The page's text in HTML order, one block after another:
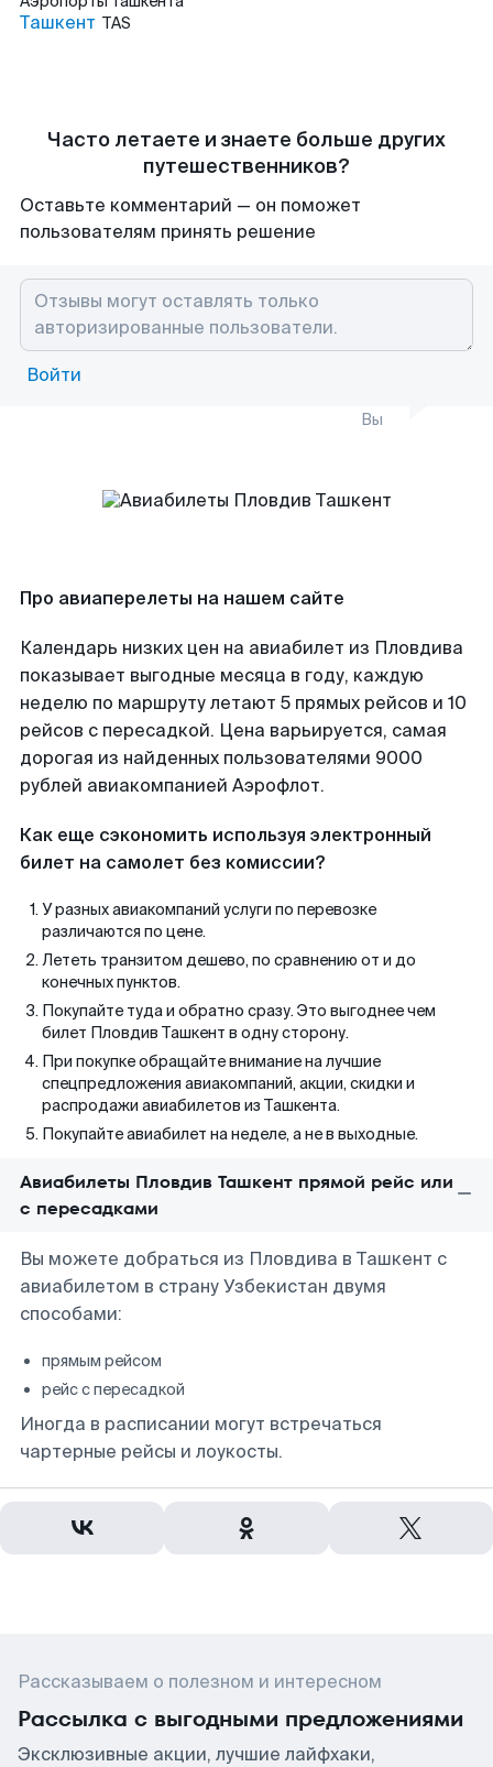
Ташкент TAS
Часто летаете и знаете больше других
путешественников?
Оставьте комментарий — он поможет
пользователям принять решение
Войти
Вы
Про авиаперелеты на нашем сайте
Календарь низких цен на авиабилет из Пловдива
показывает выгодные месяца в году, каждую
неделю по маршруту летают 5 прямых рейсов и 10
рейсов с пересадкой. Цена варьируется, самая
дорогая из найденных пользователями 9000
рублей авиакомпанией Аэрофлот.
Как еще сэкономить используя электронный
билет на самолет без комиссии?
У разных авиакомпаний услуги по перевозке
различаются по цене.
Лететь транзитом дешево, по сравнению от и до
конечных пунктов.
Покупайте туда и обратно сразу. Это выгоднее чем
билет Пловдив Ташкент в одну сторону.
При покупке обращайте внимание на лучшие
спецпредложения авиакомпаний, акции, скидки и
распродажи авиабилетов из Ташкента.
Покупайте авиабилет на неделе, а не в выходные.
Авиабилеты Пловдив Ташкент прямой рейс или
с пересадками
Вы можете добраться из Пловдива в Ташкент с
авиабилетом в страну Узбекистан двумя
способами:
прямым рейсом
рейс с пересадкой
Иногда в расписании могут встречаться
чартерные рейсы и лоукосты.
Рассказываем о полезном и интересном
Рассылка с выгодными предложениями
Эксклюзивные акции, лучшие лайфхаки,